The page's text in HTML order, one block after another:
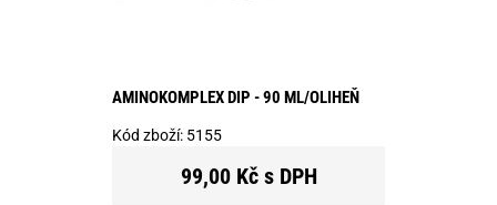
AMINOKOMPLEX DIP - 90 ML/OLIHEŇ
Kód zboží: 5155
99,00 Kč s DPH